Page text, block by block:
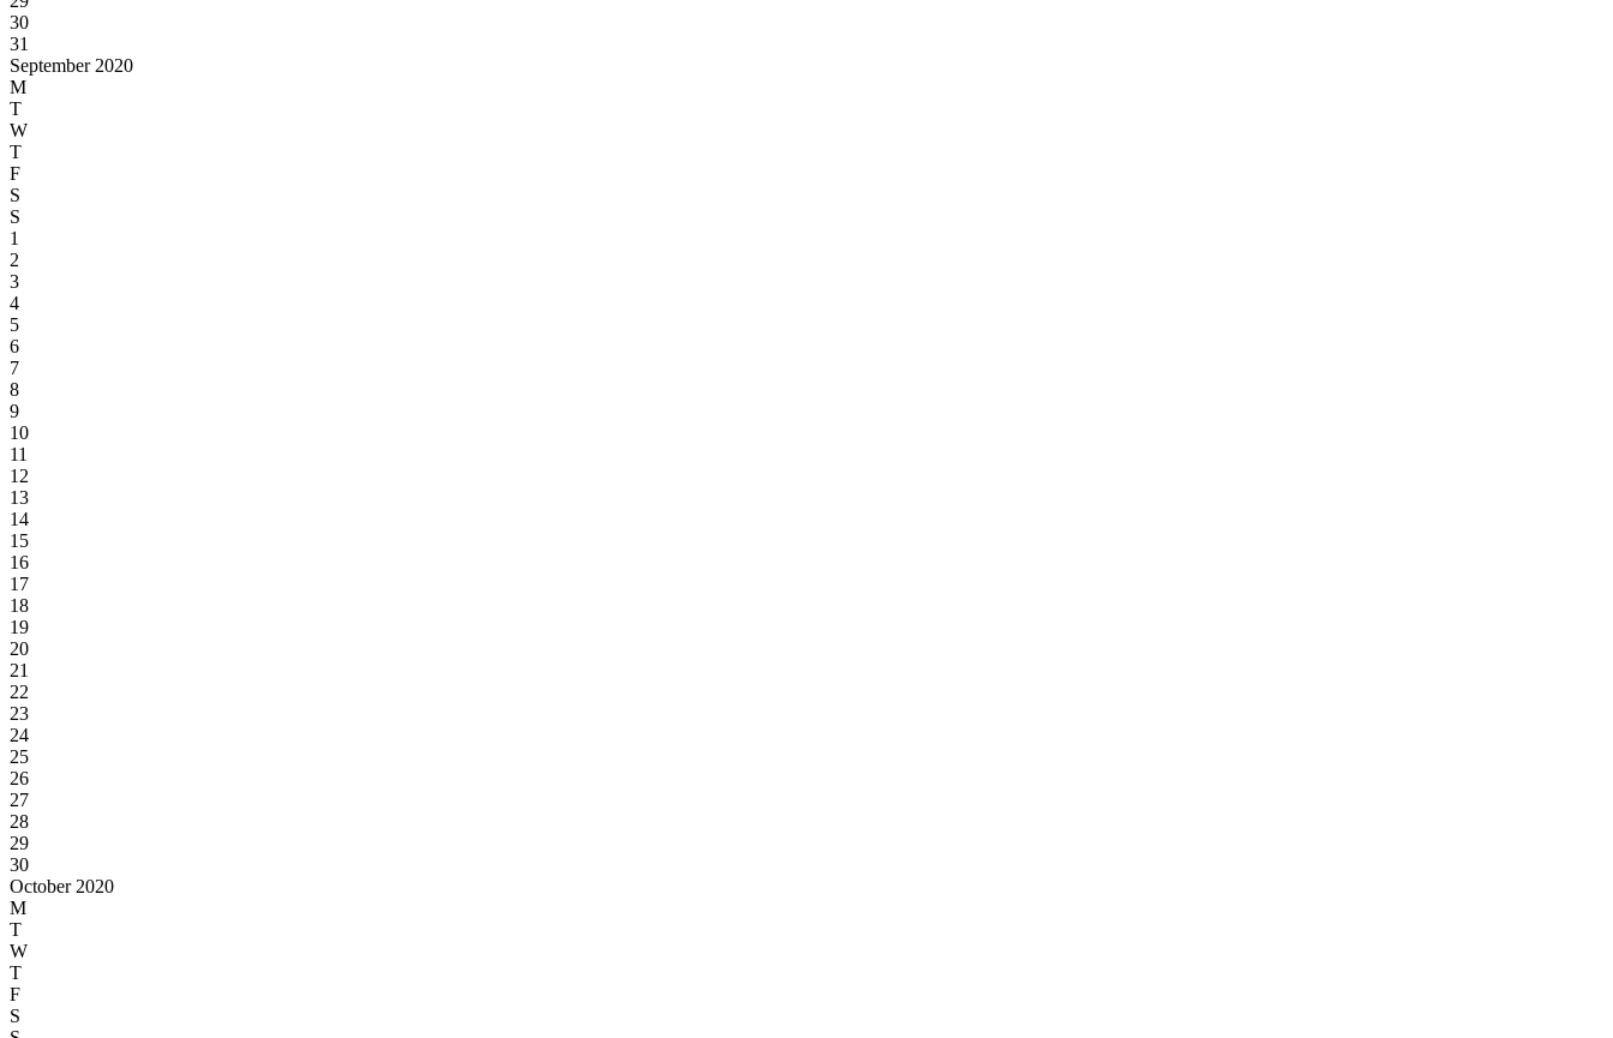
30
31
September 2020
M
T
W
T
F
S
S
1
2
3
4
5
6
7
8
9
10
11
12
13
14
15
16
17
18
19
20
21
22
23
24
25
26
27
28
29
30
October 2020
M
T
W
T
F
S